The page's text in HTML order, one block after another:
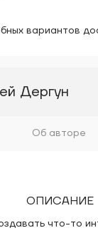
вариантов
Дергун
Об авторе
ОПИСАНИЕ
что-то